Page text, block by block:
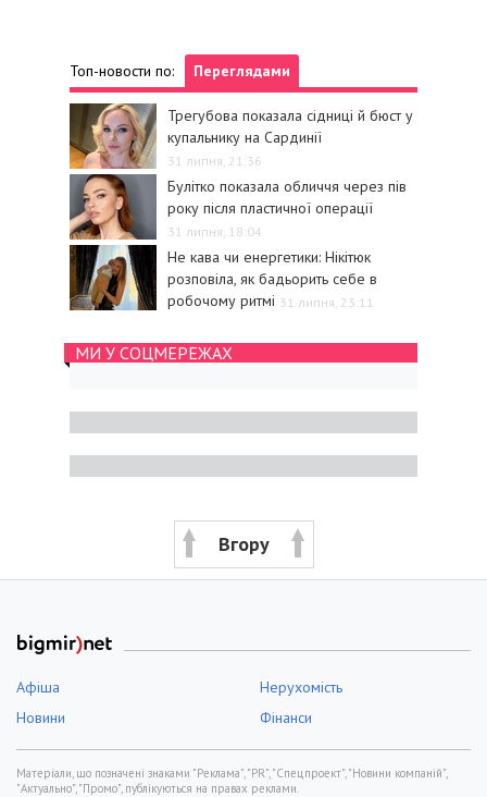
Топ-новости по: Переглядами
Трегубова показала сідниці й бюст у
купальнику на Сардинії
31 липня, 21:36
Булітко показала обличчя через пів
року після пластичної операції
31 липня, 18:04
Не кава чи енергетики: Нікітюк
розповіла, як бадьорить себе в
робочому ритмі 31 липня, 23:11
МИ У СОЦМЕРЕЖАХ
Вгору
Афіша
Нерухомість
Новини
Фінанси
Матеріали, що позначені знаками "Реклама", "PR", "Спецпроект", "Новини компаній",
"Актуально", "Промо", публікуються на правах реклами.